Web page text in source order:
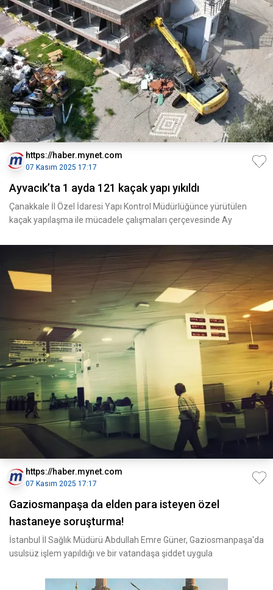
https://haber.mynet.com
07 Kasım 2025 17:17
Ayvacık’ta 1 ayda 121 kaçak yapı yıkıldı
Çanakkale İl Özel İdaresi Yapı Kontrol Müdürlüğünce yürütülen
kaçak yapılaşma ile mücadele çalışmaları çerçevesinde Ay
https://haber.mynet.com
07 Kasım 2025 17:17
Gaziosmanpaşa da elden para isteyen özel
hastaneye soruşturma!
İstanbul İl Sağlık Müdürü Abdullah Emre Güner, Gaziosmanpaşa'da
usulsüz işlem yapıldığı ve bir vatandaşa şiddet uygula